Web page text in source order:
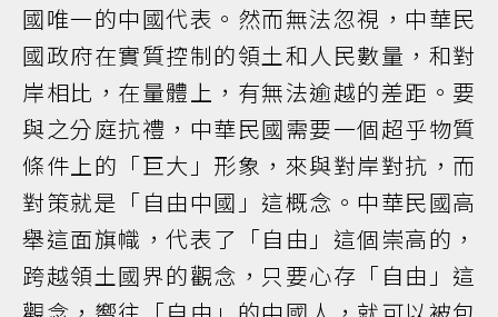
國唯一的中國代表。然而無法忽視，中華民
國政府在實質控制的領土和人民數量，和對
岸相比，在量體上，有無法逾越的差距。要
與之分庭抗禮，中華民國需要一個超乎物質
條件上的「巨大」形象，來與對岸對抗，而
對策就是「自由中國」這概念。中華民國高
舉這面旗幟，代表了「自由」這個崇高的，
跨越領土國界的觀念，只要心存「自由」這